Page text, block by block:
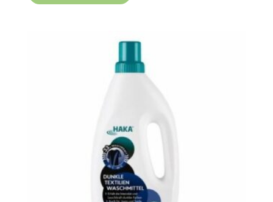
options
peuvent
la
page
du
produit